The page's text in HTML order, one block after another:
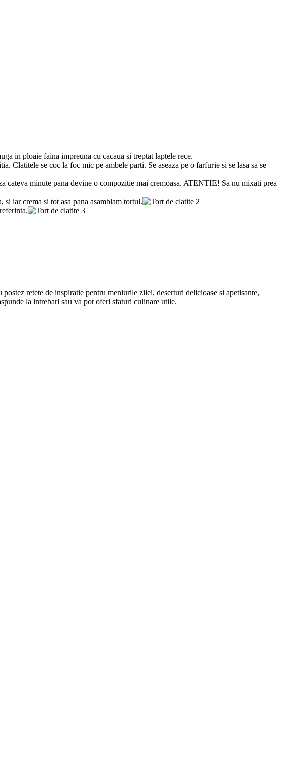
in ploaie faina impreuna cu cacaua si treptat laptele rece.
Clatitele se coc la foc mic pe ambele parti. Se aseaza pe o farfurie si se lasa sa se
cateva minute pana devine o compozitie mai cremoasa. ATENTIE! Sa nu mixati prea
si iar crema si tot asa pana asamblam tortul.
postez retete de inspiratie pentru meniurile zilei, deserturi delicioase si apetisante,
la intrebari sau va pot oferi sfaturi culinare utile.